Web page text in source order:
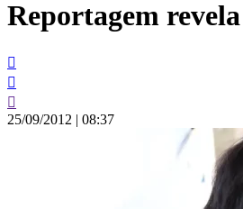
conteúdo
Reportagem
25/09/2012 | 08:37